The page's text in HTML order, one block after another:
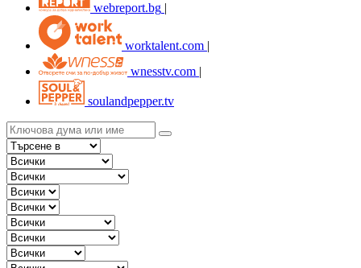
webreport.bg |
worktalent.com |
wnesstv.com |
soulandpepper.tv